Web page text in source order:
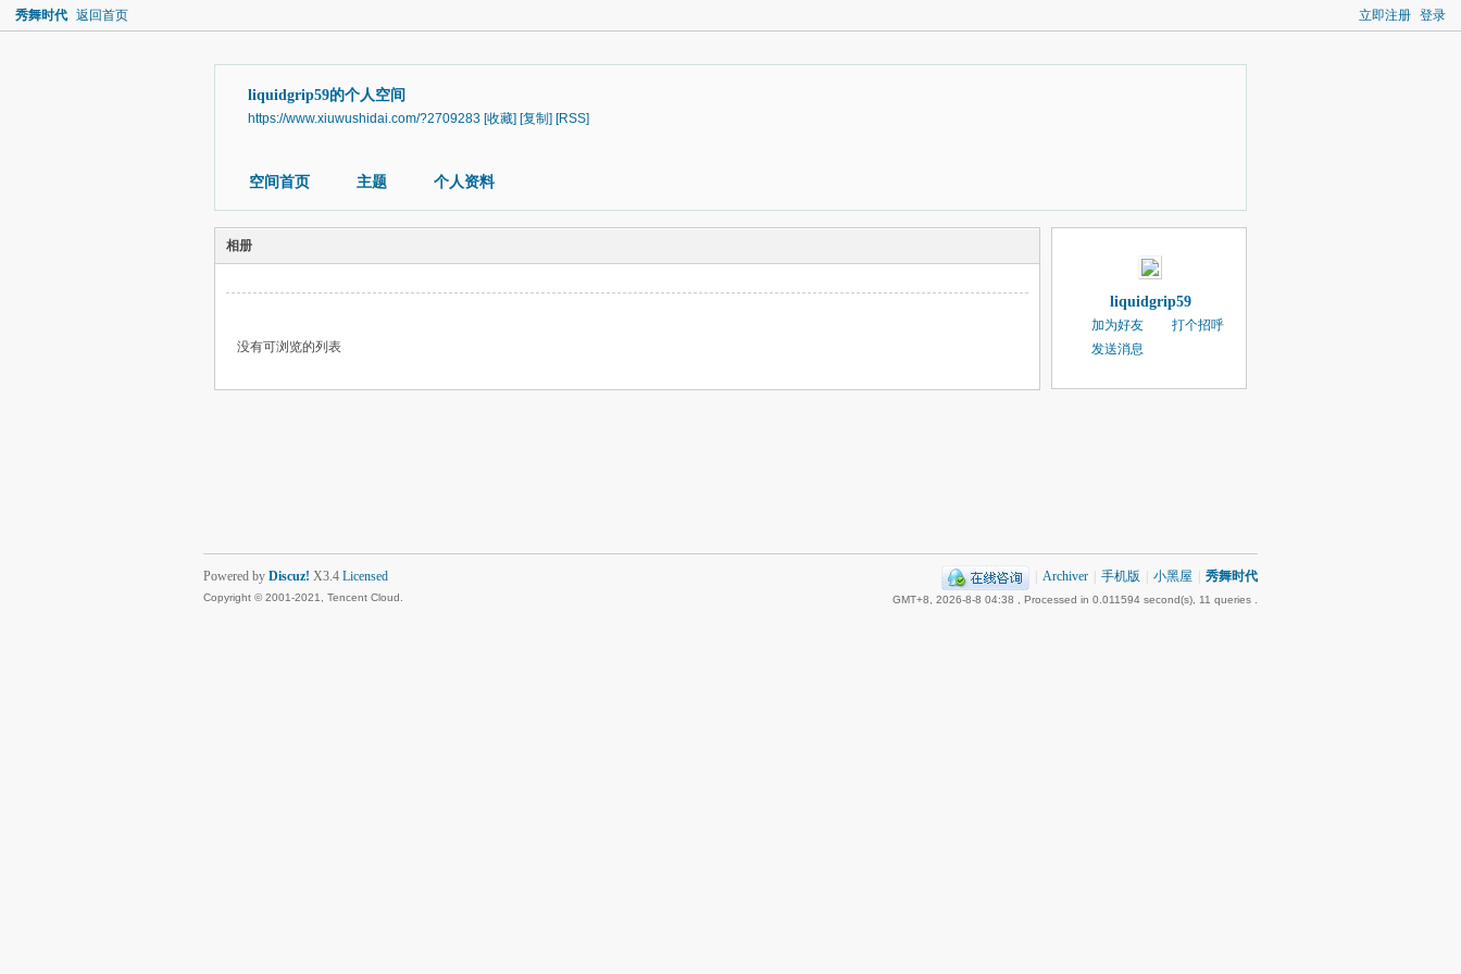
立即注册 登录
秀舞时代 返回首页
liquidgrip59的个人空间
https://www.xiuwushidai.com/?2709283 [收藏] [复制] [RSS]
空间首页 主题 个人资料
相册
没有可浏览的列表
liquidgrip59
加为好友
打个招呼
发送消息
Archiver 手机版 小黑屋 秀舞时代
GMT+8, 2026-8-8 04:38 , Processed in 0.011594 second(s), 11 queries .
Powered by Discuz! X3.4 Licensed
Copyright © 2001-2021, Tencent Cloud.